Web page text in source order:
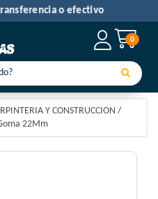
0
o efectivo
Y CONSTRUCCION /
22Mm